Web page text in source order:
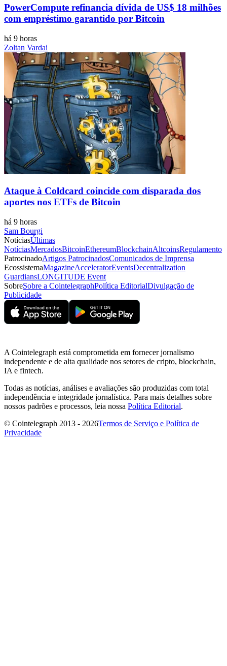
PowerCompute refinancia dívida de US$ 18 milhões
com empréstimo garantido por Bitcoin
há 9 horas
Zoltan Vardai
Ataque à Coldcard coincide com disparada dos
aportes nos ETFs de Bitcoin
há 9 horas
Sam Bourgi
NotíciasÚltimas
NotíciasMercadosBitcoinEthereumBlockchainAltcoinsRegulamento
PatrocinadoArtigos PatrocinadosComunicados de Imprensa
EcossistemaMagazineAcceleratorEventsDecentralization
GuardiansLONGITUDE Event
SobreSobre a CointelegraphPolítica EditorialDivulgação de
Publicidade
A Cointelegraph está comprometida em fornecer jornalismo
independente e de alta qualidade nos setores de cripto, blockchain,
IA e fintech.
Todas as notícias, análises e avaliações são produzidas com total
independência e integridade jornalística. Para mais detalhes sobre
nossos padrões e processos, leia nossa Política Editorial.
© Cointelegraph 2013 - 2026Termos de Serviço e Política de
Privacidade